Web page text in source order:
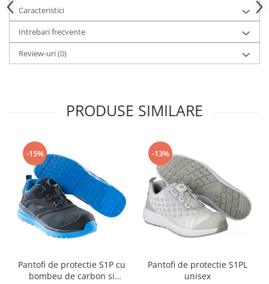
Bluze & Pulovere
Camasi
Pantaloni
Pantaloni cu pieptar
Hanorace
Incaltaminte
Incaltaminte de lucru si protectie
Incaltaminte de oras si munte
Echipamente medicale
Manusi de protectie
Accesorii pentru protectia capului
Antifoane
Ochelari de protectie si viziere
Caracteristici
Intrebari frecvente
Review-uri(0)
PRODUSE SIMILARE
-15%
Pantofi de protectie S1P cu
bombeu de carbon si
-13%
Pantofi de protectie S1PL
unisex